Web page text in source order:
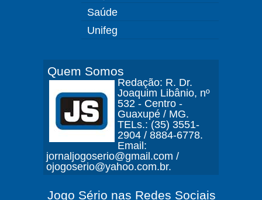
Saúde
Unifeg
Quem Somos
Redação: R. Dr.
Joaquim Libânio, nº
532 - Centro -
Guaxupé / MG.
TELs.: (35) 3551-
2904 / 8884-6778.
Email:
jornaljogoserio@gmail.com /
ojogoserio@yahoo.com.br.
Jogo Sério nas Redes Sociais